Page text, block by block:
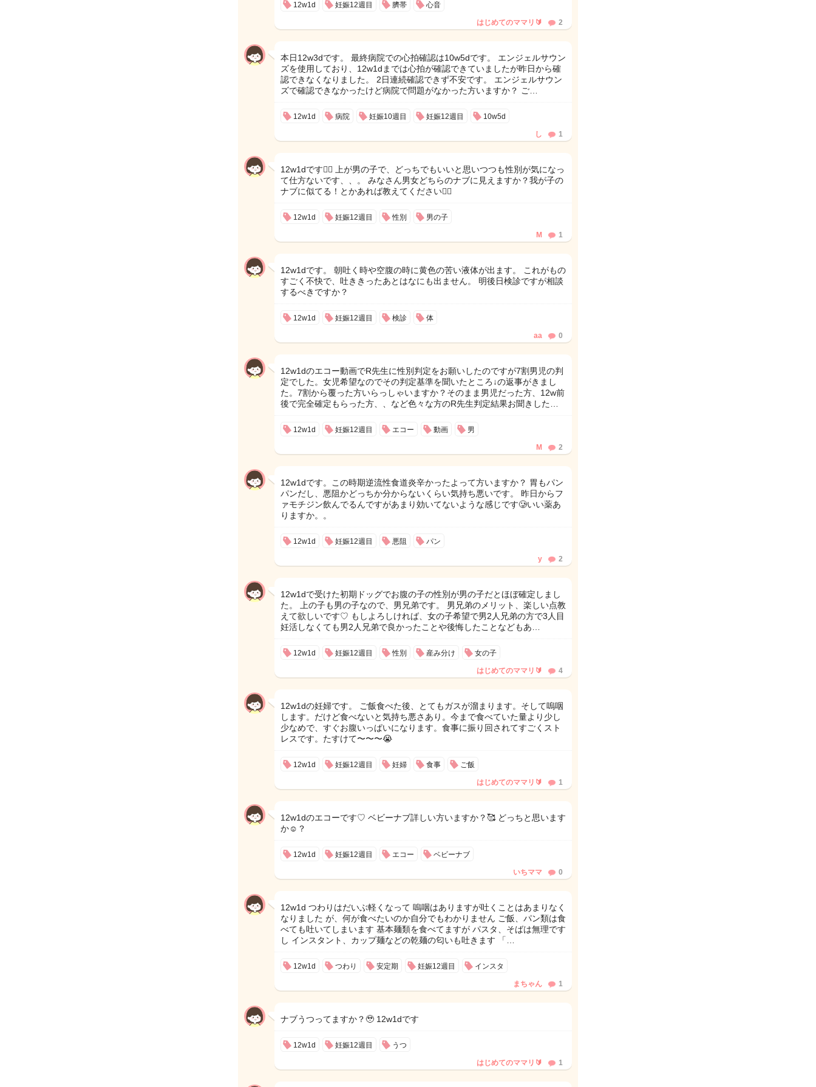
12w1d 妊娠12週目 臍帯 心音
はじめてのママリ🔰 2
本日12w3dです。 最終病院での心拍確認は10w5dです。 エンジェルサウン
ズを使用しており、12w1dまでは心拍が確認できていましたが昨日から確
認できなくなりました。 2日連続確認できず不安です。 エンジェルサウン
ズで確認できなかったけど病院で問題がなかった方いますか？ ご…
12w1d 病院 妊娠10週目 妊娠12週目 10w5d
し 1
12w1dです🙇‍♂️ 上が男の子で、どっちでもいいと思いつつも性別が気になっ
て仕方ないです、、。 みなさん男女どちらのナブに見えますか？我が子の
ナブに似てる！とかあれば教えてください🙇‍♂️
12w1d 妊娠12週目 性別 男の子
M 1
12w1dです。 朝吐く時や空腹の時に黄色の苦い液体が出ます。 これがもの
すごく不快で、吐ききったあとはなにも出ません。 明後日検診ですが相談
するべきですか？
12w1d 妊娠12週目 検診 体
aa 0
12w1dのエコー動画でR先生に性別判定をお願いしたのですが7割男児の判
定でした。女児希望なのでその判定基準を聞いたところ↓の返事がきまし
た。7割から覆った方いらっしゃいますか？そのまま男児だった方、12w前
後で完全確定もらった方、、など色々な方のR先生判定結果お聞きした…
12w1d 妊娠12週目 エコー 動画 男
M 2
12w1dです。この時期逆流性食道炎辛かったよって方いますか？ 胃もパン
パンだし、悪阻かどっちか分からないくらい気持ち悪いです。 昨日からフ
ァモチジン飲んでるんですがあまり効いてないような感じです🥲いい薬あ
りますか。。
12w1d 妊娠12週目 悪阻 パン
y 2
12w1dで受けた初期ドッグでお腹の子の性別が男の子だとほぼ確定しまし
た。 上の子も男の子なので、男兄弟です。 男兄弟のメリット、楽しい点教
えて欲しいです♡ もしよろしければ、女の子希望で男2人兄弟の方で3人目
妊活しなくても男2人兄弟で良かったことや後悔したことなどもあ…
12w1d 妊娠12週目 性別 産み分け 女の子
はじめてのママリ🔰 4
12w1dの妊婦です。 ご飯食べた後、とてもガスが溜まります。そして嗚咽
します。だけど食べないと気持ち悪さあり。今まで食べていた量より少し
少なめで、すぐお腹いっぱいになります。食事に振り回されてすごくスト
レスです。たすけて〜〜〜😭
12w1d 妊娠12週目 妊婦 食事 ご飯
はじめてのママリ🔰 1
12w1dのエコーです♡ ベビーナブ詳しい方いますか？🥰 どっちと思います
か☺️？
12w1d 妊娠12週目 エコー ベビーナブ
いちママ 0
12w1d つわりはだいぶ軽くなって 嗚咽はありますが吐くことはあまりなく
なりました が、何が食べたいのか自分でもわかりません ご飯、パン類は食
べても吐いてしまいます 基本麺類を食べてますが パスタ、そばは無理です
し インスタント、カップ麺などの乾麺の匂いも吐きます 「…
12w1d つわり 安定期 妊娠12週目 インスタ
まちゃん 1
ナブうつってますか？🥹 12w1dです
12w1d 妊娠12週目 うつ
はじめてのママリ🔰 1